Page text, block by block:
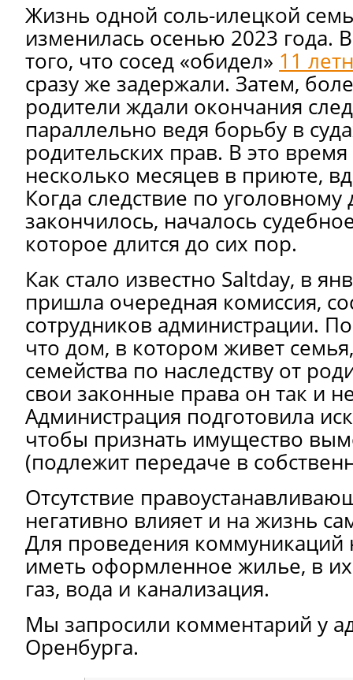
Жизнь одной соль-илецкой
изменилась осенью 2023 года.
того, что сосед «обидел» 11
сразу же задержали. Затем,
родители ждали окончания
параллельно ведя борьбу в
родительских прав. В это
несколько месяцев в приюте,
Когда следствие по уголовному
закончилось, началось
которое длится до сих пор.
Как стало известно Saltday, в
пришла очередная комиссия,
сотрудников администрации.
что дом, в котором живет
семейства по наследству от
свои законные права он так и
Администрация подготовила
чтобы признать имущество
(подлежит передаче в
Отсутствие
негативно влияет и на жизнь
Для проведения
иметь оформленное жилье, в их
газ, вода и канализация.
Мы запросили комментарий у
Оренбурга.